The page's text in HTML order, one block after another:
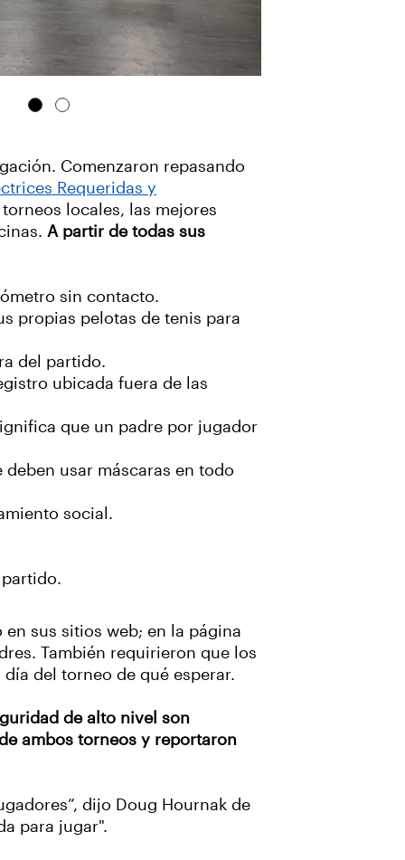
Comenzaron repasando
Requeridas y
locales, las mejores
A partir de todas sus
sin contacto.
propias pelotas de tenis para
del partido.
ubicada fuera de las
que un padre por jugador
usar máscaras en todo
social.
sus sitios web; en la página
También requirieron que los
del torneo de qué esperar.
de alto nivel son
ambos torneos y reportaron
dijo Doug Hournak de
para jugar".